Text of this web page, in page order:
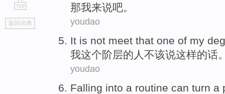
go
top
返回词典
那我来说吧。
youdao
It is not meet that one of my
我这个阶层的 人 不该说这样的话
youdao
Falling into a routine can turn a